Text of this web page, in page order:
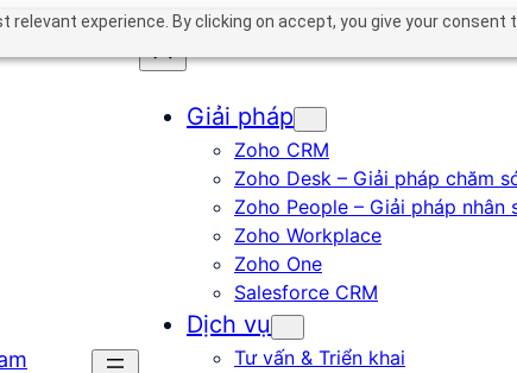
experience. By clicking on accept, you give your consent
Giải pháp
Zoho CRM
Zoho Desk – Giải pháp chăm
Zoho People – Giải pháp nhân
Zoho Workplace
Zoho One
Salesforce CRM
Dịch vụ
Tư vấn & Triển khai